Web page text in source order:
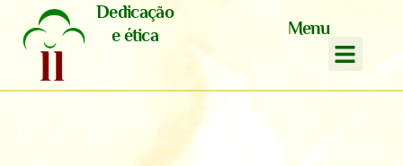
Dedicação
e ética
Menu